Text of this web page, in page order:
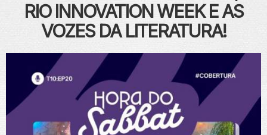
RIO INNOVATION WEEK E AS
VOZES DA LITERATURA!